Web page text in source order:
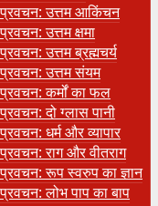
उत्तम आकिंचन
उत्तम क्षमा
उत्तम ब्रह्मचर्य
उत्तम संयम
कर्मों का फल
दो ग्लास पानी
धर्म और व्यापार
राग और वीतराग
रूप स्वरुप का ज्ञान
लोभ पाप का बाप